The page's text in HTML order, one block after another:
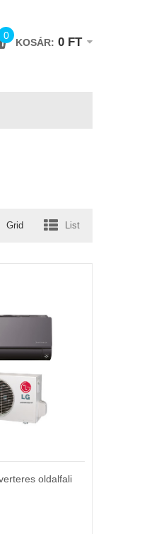
0
KOSÁR: 0 FT
Grid List
oldalfali